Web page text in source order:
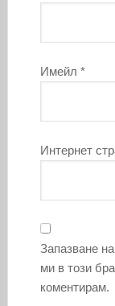
Имейл *
Интернет
Запазване
ми в този
коментирам.